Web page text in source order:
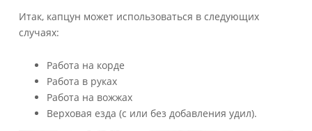
Итак, капцун может использоваться в следующих
случаях:
Работа на корде
Работа в руках
Работа на вожжах
Верховая езда (с или без добавления удил).